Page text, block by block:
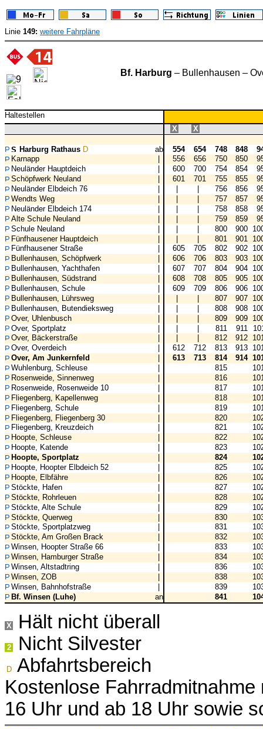
Linie 149: weitere Fahrpläne
Bf. Harburg – Bullenhausen –
Haltestellen
X
X
Harburg Rathaus D ab 554 654 748 848
Karnapp
556 656 750 850
Neuländer Hauptdeich
600 700 754 854
Schöpfwerk Neuland
601 701 755 855
Neuländer Elbdeich 76
756 856
Wendts Weg
757 857
Neuländer Elbdeich 174
758 858
Alte Schule Neuland
759 859
Schule Neuland
| | | 800 900
Fünfhausener Hauptdeich
| | | 801 901
Fünfhausener Straße
605 705 802 902
Bullenhausen, Schöpfwerk
606 706 803 903
Bullenhausen, Yachthafen
607 707 804 904
Bullenhausen, Südstrand
608 708 805 905
Bullenhausen, Schule
609 709 806 906
Bullenhausen, Lührsweg
807 907
Bullenhausen, Butendieksweg
808 908
Over, Uhlenbusch
| | | 809 909
Over, Sportplatz
| | | 811 911
Over, Bäckerstraße
812 912
Over, Overdeich
612 712 813 913
Over, Am Junkernfeld
613 713 814 914
Wuhlenburg, Schleuse
815
Rosenweide, Sinnenweg
816
Rosenweide, Rosenweide 10
817
Fliegenberg, Kapellenweg
818
Fliegenberg, Schule
| 819
Fliegenberg, Fliegenberg 30
| 820
Fliegenberg, Kreuzdeich
821
Hoopte, Schleuse
822
Hoopte, Katende
823
Hoopte, Sportplatz
824
Hoopte, Hoopter Elbdeich 52
825
Hoopte, Elbfähre
826
Stöckte, Hafen
827
Stöckte, Rohrleuen
| 828
Stöckte, Alte Schule
| 829
Stöckte, Querweg
| 830
Stöckte, Sportplatzweg
831
Stöckte, Am Großen Brack
832
Winsen, Hoopter Straße 66
833
Winsen, Hamburger Straße
834
Winsen, Altstadtring
836
Winsen, ZOB
838
Winsen, Bahnhofstraße
| 839
Bf. Winsen (Luhe)
an 841
X Hält nicht überall
2 Nicht Silvester
D
Abfahrtsbereich
Kostenlose
16 Uhr und ab 18 Uhr sowie